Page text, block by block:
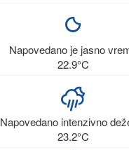
Napovedano je jasno
22.9°C
Napovedano intenzivno
23.2°C